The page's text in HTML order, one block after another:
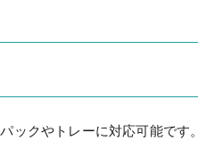
ックやトレーに対応可能です。